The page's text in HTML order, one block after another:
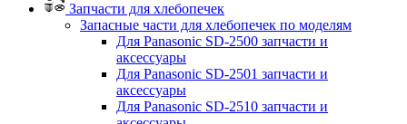
Запчасти для хлебопечек
Запасные части для хлебопечек по моделям
Для Panasonic SD-2500 запчасти и
аксессуары
Для Panasonic SD-2501 запчасти и
аксессуары
Для Panasonic SD-2510 запчасти и